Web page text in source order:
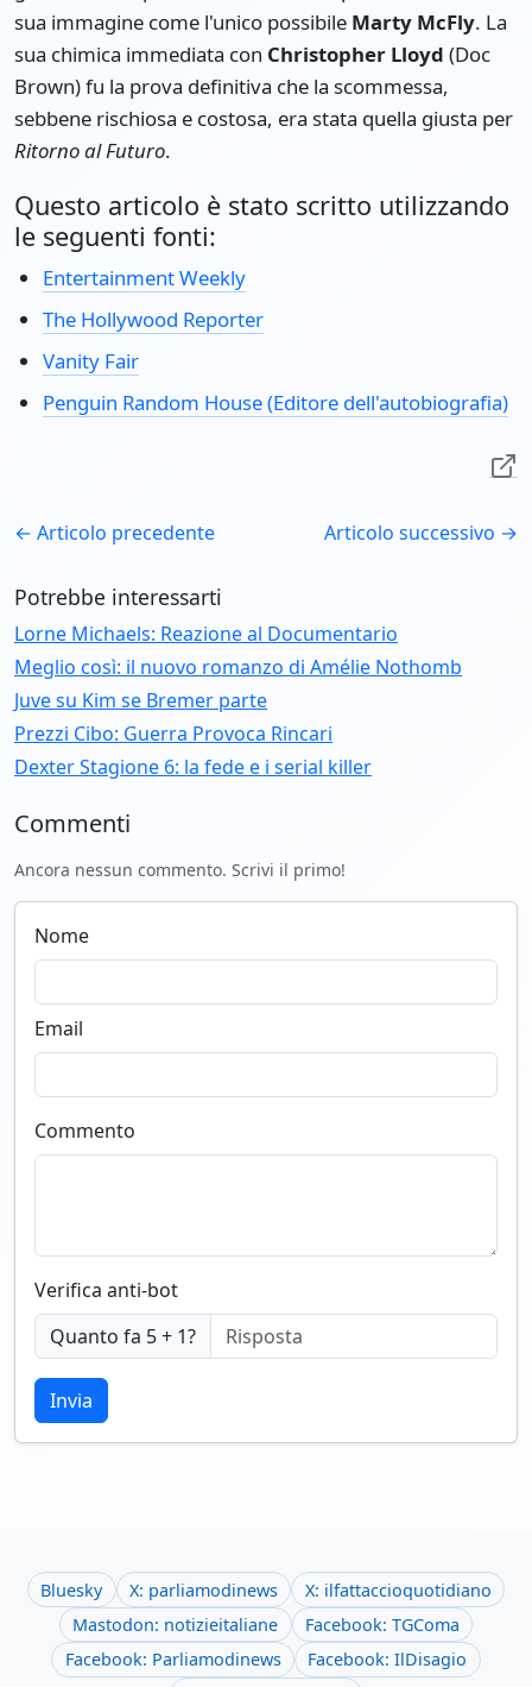
sua immagine come l'unico possibile Marty McFly. La
sua chimica immediata con Christopher Lloyd (Doc
Brown) fu la prova definitiva che la scommessa,
sebbene rischiosa e costosa, era stata quella giusta per
Ritorno al Futuro.
Questo articolo è stato scritto utilizzando
le seguenti fonti:
Entertainment Weekly
The Hollywood Reporter
Vanity Fair
Penguin Random House (Editore dell'autobiografia)
← Articolo precedente Articolo successivo →
Potrebbe interessarti
Lorne Michaels: Reazione al Documentario
Meglio così: il nuovo romanzo di Amélie Nothomb
Juve su Kim se Bremer parte
Prezzi Cibo: Guerra Provoca Rincari
Dexter Stagione 6: la fede e i serial killer
Commenti
Ancora nessun commento. Scrivi il primo!
Nome
Email
Commento
Verifica anti-bot
Quanto fa 5 + 1?
Invia
Bluesky X: parliamodinews
X: ilfattaccioquotidiano
Mastodon: notizieitaliane
Facebook: TGComa
Facebook: Parliamodinews
Facebook: IlDisagio